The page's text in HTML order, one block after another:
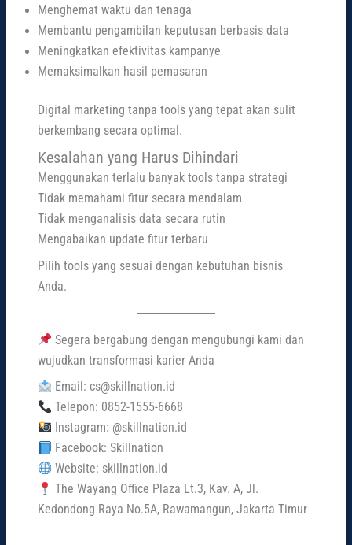
Menghemat waktu dan tenaga
Membantu pengambilan keputusan berbasis data
Meningkatkan efektivitas kampanye
Memaksimalkan hasil pemasaran
Digital marketing tanpa tools yang tepat akan sulit
berkembang secara optimal.
Kesalahan yang Harus Dihindari
Menggunakan terlalu banyak tools tanpa strategi
Tidak memahami fitur secara mendalam
Tidak menganalisis data secara rutin
Mengabaikan update fitur terbaru
Pilih tools yang sesuai dengan kebutuhan bisnis
Anda.
Segera bergabung dengan mengubungi kami dan
wujudkan transformasi karier Anda
Email: cs@skillnation.id
Telepon: 0852-1555-6668
Instagram: @skillnation.id
Facebook: Skillnation
Website: skillnation.id
The Wayang Office Plaza Lt.3, Kav. A, Jl.
Kedondong Raya No.5A, Rawamangun, Jakarta Timur